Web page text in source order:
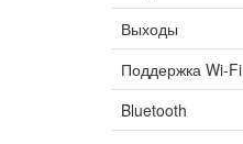
Выходы
Поддержка Wi-Fi
Bluetooth